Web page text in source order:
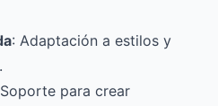
: Adaptación a estilos y
para crear